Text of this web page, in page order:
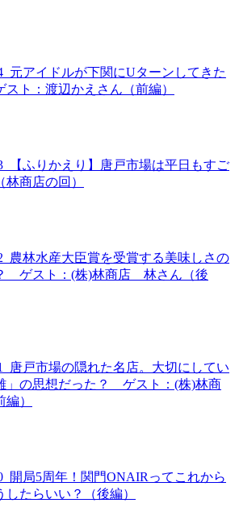
元アイドルが下関にUターンしてきた
ト：渡辺かえさん（前編）
【ふりかえり】唐戸市場は平日もすご
商店の回）
農林水産大臣賞を受賞する美味しさの
ゲスト：(株)林商店 林さん（後
唐戸市場の隠れた名店。大切にしてい
」の思想だった？ ゲスト：(株)林商
）
開局5周年！関門ONAIRってこれから
したらいい？（後編）